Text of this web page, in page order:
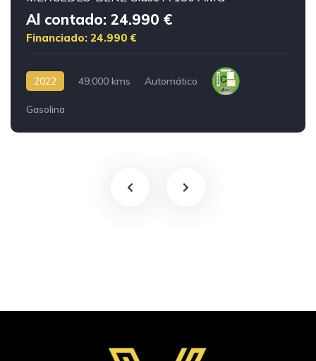
Al contado: 24.990 €
Financiado: 24.990 €
2022 49.000 kms Automático
Gasolina